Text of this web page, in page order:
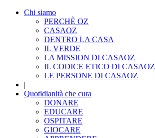
Chi siamo
PERCHÈ OZ
CASAOZ
DENTRO LA CASA
IL VERDE
LA MISSION DI CASAOZ
IL CODICE ETICO DI CASAOZ
LE PERSONE DI CASAOZ
|
Quotidianità che cura
DONARE
EDUCARE
OSPITARE
GIOCARE